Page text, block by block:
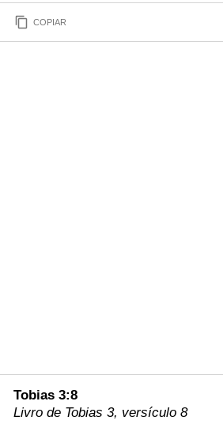
COPIAR
Tobias 3:8
Livro de Tobias 3, versículo 8